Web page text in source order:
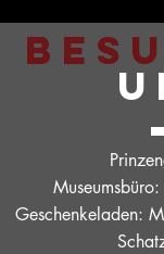
Geschenkeladen: